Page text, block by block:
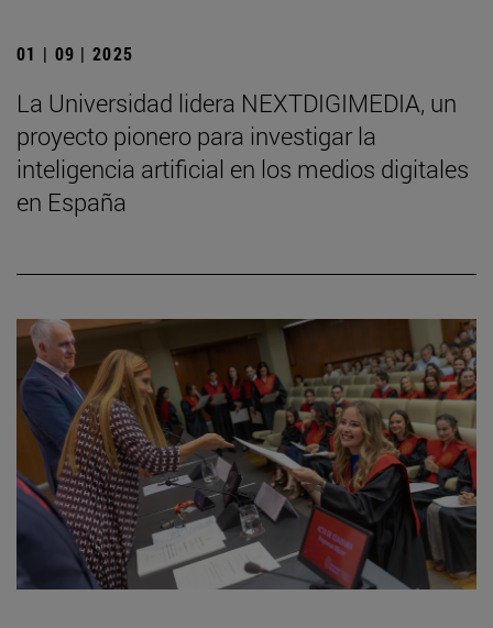
01 | 09 | 2025
La Universidad lidera NEXTDIGIMEDIA, un
proyecto pionero para investigar la
inteligencia artificial en los medios digitales
en España